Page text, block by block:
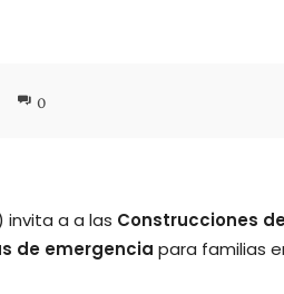
0
invita a a las Construcciones
de emergencia para familias